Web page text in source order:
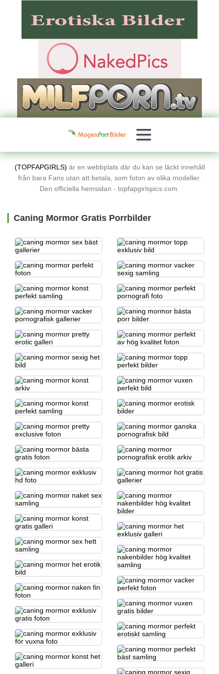
(TOPFAPGIRLS) är en webbplats där du kan se läckt innehåll
från bara Fans utan att betala, som foton av olika modeller.
Den officiella hemsidan - topfapgirlspics.com.
Caning Mormor Gratis Porrbilder